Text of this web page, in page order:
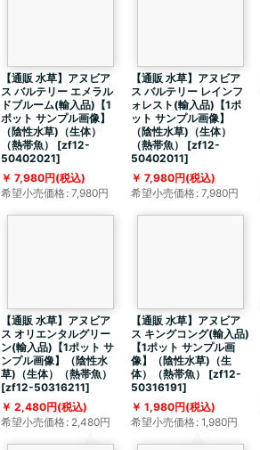
【通販 水草】アヌビア
ス バルテリー エメラル
ドブルーム(輸入品)【1
ポット サンプル画像】
（陰性水草)（生体）
（熱帯魚）
[zf12-
50402021]
7,980円(税込)
希望小売価格 : 7,980円
【通販 水草】アヌビア
ス バルテリー レインフ
ォレスト(輸入品)【1ポ
ット サンプル画像】
（陰性水草)（生体）
（熱帯魚）
[zf12-
50402011]
7,980円(税込)
希望小売価格: 7,980円
【通販 水草】アヌビア
ス オリエンタルグリー
ン(輸入品)【1ポット サ
ンプル画像】（陰性水
草)（生体）（熱帯魚）
[zf12-50316211]
2,480円(税込)
希望小売価格: 2,480円
【通販 水草】アヌビア
ス キングコング(輸入品)
【1ポット サンプル画
像】（陰性水草)（生
体）（熱帯魚）
[zf12-
50316191]
1,980円(税込)
希望小売価格: 1,980円